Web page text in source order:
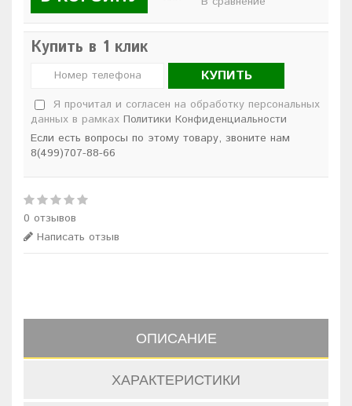
Купить в 1 клик
КУПИТЬ
Я прочитал и согласен на обработку персональных
данных в рамках Политики Конфиденциальности
Если есть вопросы по этому товару, звоните нам
8(499)707-88-66
0 отзывов
Написать отзыв
ОПИСАНИЕ
ХАРАКТЕРИСТИКИ